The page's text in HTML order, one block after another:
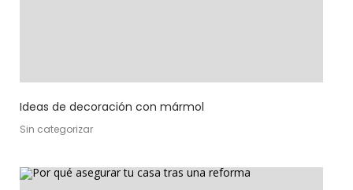
Ideas de decoración con mármol
Sin categorizar